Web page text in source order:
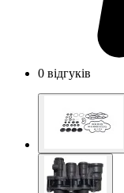
0 відгуків